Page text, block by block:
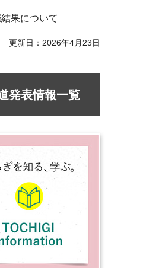
果について
更新日：2026年4月23日
発表情報一覧